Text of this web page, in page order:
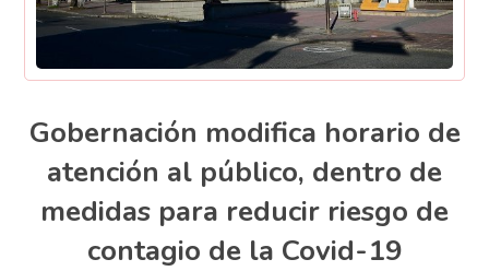
Gobernación modifica horario de
atención al público, dentro de
medidas para reducir riesgo de
contagio de la Covid-19